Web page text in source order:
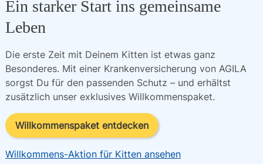
Ein starker Start ins gemeinsame
Leben
Die erste Zeit mit Deinem Kitten ist etwas ganz
Besonderes. Mit einer Krankenversicherung von AGILA
sorgst Du für den passenden Schutz – und erhältst
zusätzlich unser exklusives Willkommenspaket.
Willkommenspaket entdecken
Willkommens-Aktion für Kitten ansehen